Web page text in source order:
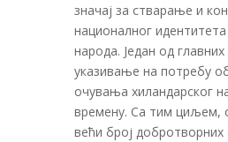
значај за стварање и
националног идентитета
народа. Један од главних
указивање на потребу
очувања хиландарског
времену. Са тим циљем,
већи број добротворних